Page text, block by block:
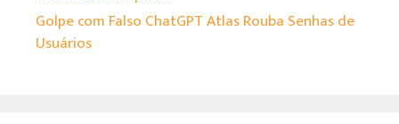
Golpe com Falso ChatGPT Atlas Rouba Senhas de
Usuários